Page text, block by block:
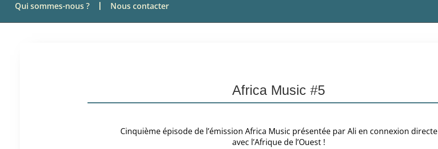
Qui sommes-nous ? Nous contacter
Africa Music #5
Cinquième épisode de l’émission Africa Music présentée par Ali en connexion directe
avec l’Afrique de l’Ouest !